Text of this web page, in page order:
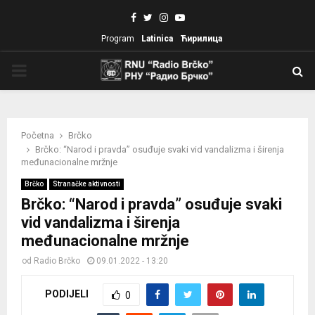
Facebook
TwitterInstagram
Youtube
Program Latinica Ћирилица
Početna
Brčko
Brčko: “Narod i pravda” osuđuje svaki vid vandalizma i širenja
međunacionalne mržnje
Brčko Stranačke aktivnosti
Brčko: “Narod i pravda” osuđuje svaki
vid vandalizma i širenja
međunacionalne mržnje
od Radio Brčko 09.01.2022 - 13:20
PODIJELI 0